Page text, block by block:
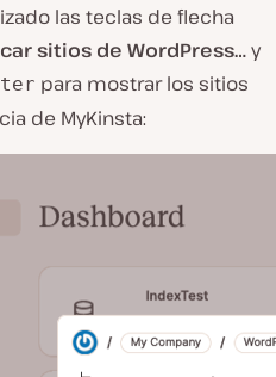
las teclas de flecha
sitios de WordPress…y
para mostrar los sitios
de MyKinsta: